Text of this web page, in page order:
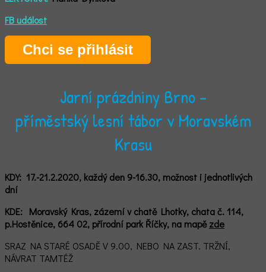
FB událost
Chci se přihlásit
Jarní prázdniny Brno -
příměstský lesní tábor v Moravském
Krasu
KDY: 17.-21.2.2020, každý den 9-16.30, možnost i jednotlivých
dní
KDE: Moravský Kras, zázemí v chatě Lhotky, chata č. 114,
p.Hostěnice, 664 02, přírodní park Říčky, na mapězde
SRAZ NA STARÉ OSADĚ V 9.00, NEBO NA ZAST. TRŽNÍ,
NÁVRAT TAMTÉŽ